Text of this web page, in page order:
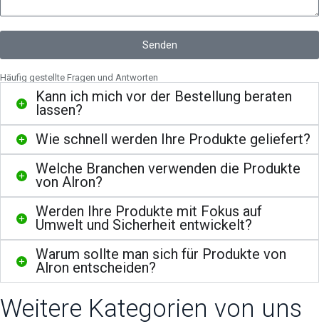
Senden
Häufig gestellte Fragen und Antworten
Kann ich mich vor der Bestellung beraten
lassen?
Wie schnell werden Ihre Produkte geliefert?
Welche Branchen verwenden die Produkte
von Alron?
Werden Ihre Produkte mit Fokus auf
Umwelt und Sicherheit entwickelt?
Warum sollte man sich für Produkte von
Alron entscheiden?
Weitere Kategorien von uns